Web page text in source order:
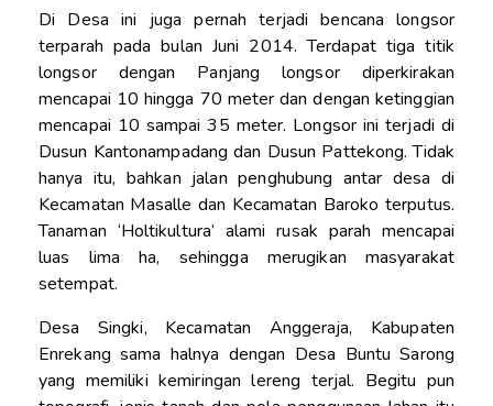
Di Desa ini juga pernah terjadi bencana longsor
terparah pada bulan Juni 2014. Terdapat tiga titik
longsor dengan Panjang longsor diperkirakan
mencapai 10 hingga 70 meter dan dengan ketinggian
mencapai 10 sampai 35 meter. Longsor ini terjadi di
Dusun Kantonampadang dan Dusun Pattekong. Tidak
hanya itu, bahkan jalan penghubung antar desa di
Kecamatan Masalle dan Kecamatan Baroko terputus.
Tanaman ‘Holtikultura’ alami rusak parah mencapai
luas lima ha, sehingga merugikan masyarakat
setempat.
Desa Singki, Kecamatan Anggeraja, Kabupaten
Enrekang sama halnya dengan Desa Buntu Sarong
yang memiliki kemiringan lereng terjal. Begitu pun